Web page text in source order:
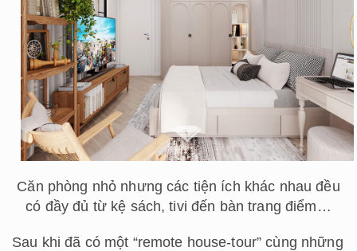
Căn phòng nhỏ nhưng các tiện ích khác nhau đều
có đầy đủ từ kệ sách, tivi đến bàn trang điểm…
Sau khi đã có một “remote house-tour” cùng những